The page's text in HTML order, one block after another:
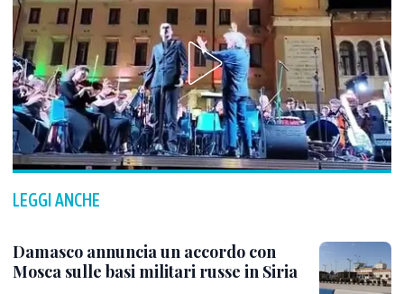
LEGGI ANCHE
Damasco annuncia un accordo con
Mosca sulle basi militari russe in Siria